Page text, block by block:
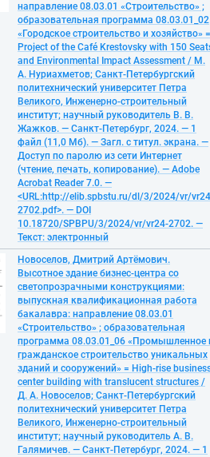
направление 08.03.01 «Строительство» ;
образовательная программа 08.03.01_02
«Городское строительство и хозяйство» =
Project of the Café Krestovsky with 150
and Environmental Impact Assessment / М.
А. Нуриахметов; Санкт-Петербургский
политехнический университет Петра
Великого, Инженерно-строительный
институт; научный руководитель В. В.
Жажков. — Санкт-Петербург, 2024. — 1
файл (11,0 Мб). — Загл. с титул. экрана. —
Доступ по паролю из сети Интернет
(чтение, печать, копирование). — Adobe
Acrobat Reader 7.0. —
<URL:http://elib.spbstu.ru/dl/3/2024/vr/
2702.pdf>. — DOI
10.18720/SPBPU/3/2024/vr/vr24-2702. —
Текст: электронный
Новоселов, Дмитрий Артёмович.
Высотное здание бизнес-центра со
светопрозрачными конструкциями:
выпускная квалификационная работа
бакалавра: направление 08.03.01
«Строительство» ; образовательная
программа 08.03.01_06 «Промышленное
гражданское строительство уникальных
зданий и сооружений» = High-rise
center building with translucent structures /
Д. А. Новоселов; Санкт-Петербургский
политехнический университет Петра
Великого, Инженерно-строительный
институт; научный руководитель А. В.
Галямичев. — Санкт-Петербург, 2024. — 1